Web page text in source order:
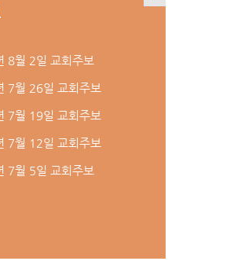
8월 2일 교회주보
7월 26일 교회주보
7월 19일 교회주보
7월 12일 교회주보
7월 5일 교회주보